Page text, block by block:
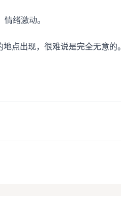
绪激动。
点出现，很难说是完全无意的。